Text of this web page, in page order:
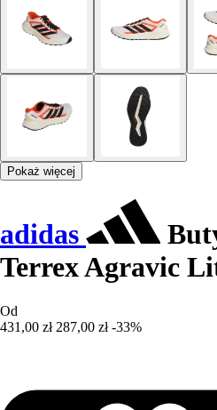
Pokaż więcej
adidas
Terrex Agravic
Od
431,00 zł 287,00 zł -33%